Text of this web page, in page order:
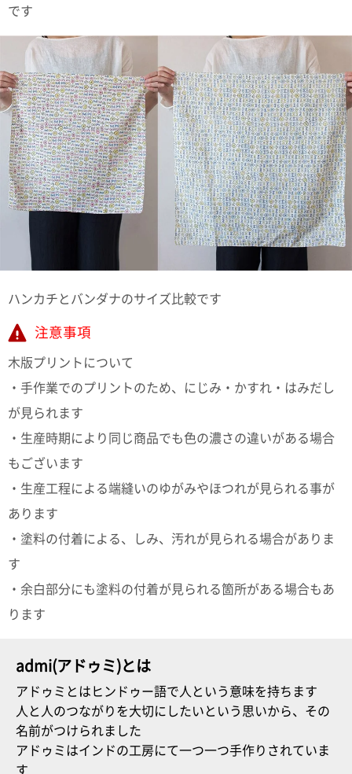
です
ハンカチとバンダナのサイズ比較です
注意事項
木版プリントについて
・手作業でのプリントのため、にじみ・かすれ・はみだし
が見られます
・生産時期により同じ商品でも色の濃さの違いがある場合
もございます
・生産工程による端縫いのゆがみやほつれが見られる事が
あります
・塗料の付着による、しみ、汚れが見られる場合がありま
す
・余白部分にも塗料の付着が見られる箇所がある場合もあ
ります
admi(アドゥミ)とは
アドゥミとはヒンドゥー語で人という意味を持ちます
人と人のつながりを大切にしたいという思いから、その
名前がつけられました
アドゥミはインドの工房にて一つ一つ手作りされていま
す